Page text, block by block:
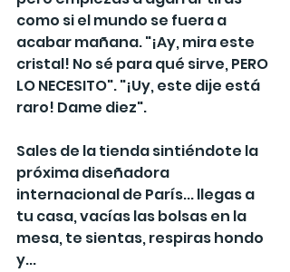
como si el mundo se fuera a
acabar mañana. "¡Ay, mira este
cristal! No sé para qué sirve, PERO
LO NECESITO". "¡Uy, este dije está
raro! Dame diez".
Sales de la tienda sintiéndote la
próxima diseñadora
internacional de París... llegas a
tu casa, vacías las bolsas en la
mesa, te sientas, respiras hondo
y...